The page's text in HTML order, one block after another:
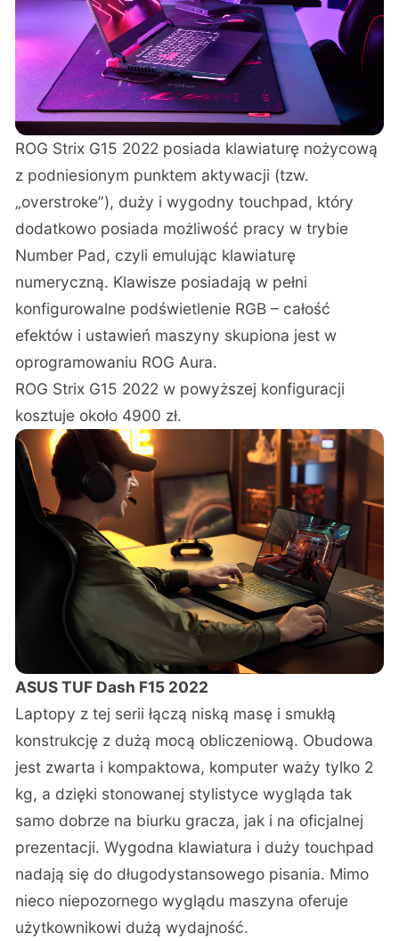
ROG Strix G15 2022 posiada klawiaturę nożycową
z podniesionym punktem aktywacji (tzw.
„overstroke”), duży i wygodny touchpad, który
dodatkowo posiada możliwość pracy w trybie
Number Pad, czyli emulując klawiaturę
numeryczną. Klawisze posiadają w pełni
konfigurowalne podświetlenie RGB – całość
efektów i ustawień maszyny skupiona jest w
oprogramowaniu ROG Aura.
ROG Strix G15 2022 w powyższej konfiguracji
kosztuje około 4900 zł.
ASUS TUF Dash F15 2022
Laptopy z tej serii łączą niską masę i smukłą
konstrukcję z dużą mocą obliczeniową. Obudowa
jest zwarta i kompaktowa, komputer waży tylko 2
kg, a dzięki stonowanej stylistyce wygląda tak
samo dobrze na biurku gracza, jak i na oficjalnej
prezentacji. Wygodna klawiatura i duży touchpad
nadają się do długodystansowego pisania. Mimo
nieco niepozornego wyglądu maszyna oferuje
użytkownikowi dużą wydajność.